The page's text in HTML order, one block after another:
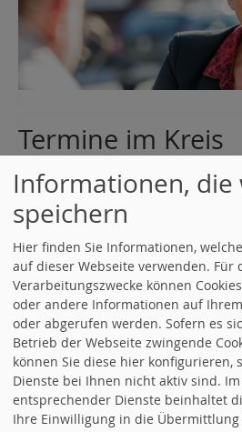
Termine im Kreis
07.09.2026, 19:00 Uhr
Stammtisch
Ort: Bad Herrenalb
Wir treffen uns regelmäßig jeden 1.
unseren Stammtisch im September
Informationen, die
speichern
Hier finden Sie Informationen,
auf dieser Webseite verwenden. Für
Verarbeitungszwecke können
oder andere Informationen auf
oder abgerufen werden. Sofern es
Betrieb der Webseite zwingende
können Sie diese hier konfigurieren,
Dienste bei Ihnen nicht aktiv sind.
entsprechender Dienste beinhaltet
Ihre Einwilligung in die